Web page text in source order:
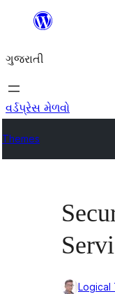
કંટેન્ટ(લખાણ)
જાઓ
ગુજરાતી
વર્ડપ્રેસ મેળવો
Themes
Logical